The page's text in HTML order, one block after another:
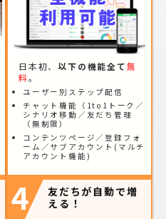
日本初、以下の機能全て無
料。
ユーザー別ステップ配信
チャット機能（1to1トーク／
シナリオ移動／友だち管理
（無制限）
コンテンツページ／登録フォ
ーム／サブアカウント(マルチ
アカウント機能)
4
友だちが自動で増
える！